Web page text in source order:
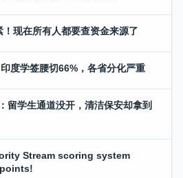
现在所有人都要查资金来源了
度学签腰切66%，各省分化严重
留学生通道没开，清洁保安却拿到
Stream scoring system